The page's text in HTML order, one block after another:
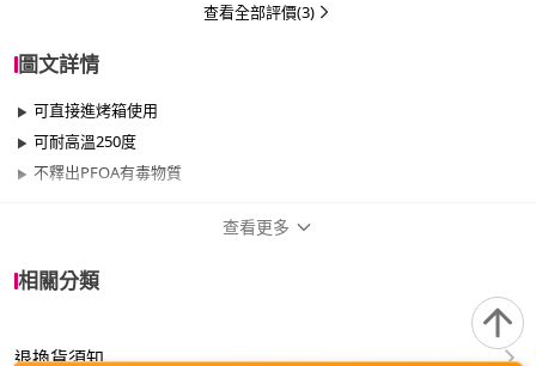
查看全部評價(3)
圖文詳情
可直接進烤箱使用
可耐高溫250度
不釋出PFOA有毒物質
尺寸 26cm~29cm
查看更多
相關分類
退換貨須知